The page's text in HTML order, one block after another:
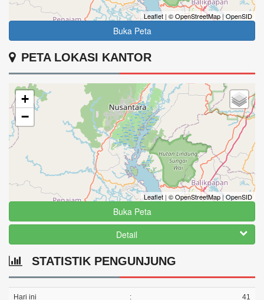
Leaflet | © OpenStreetMap |OpenSID
Buka Peta
PETA LOKASI KANTOR
+
−
Leaflet | © OpenStreetMap |OpenSID
Buka Peta
Detail
STATISTIK PENGUNJUNG
Hari ini : 41